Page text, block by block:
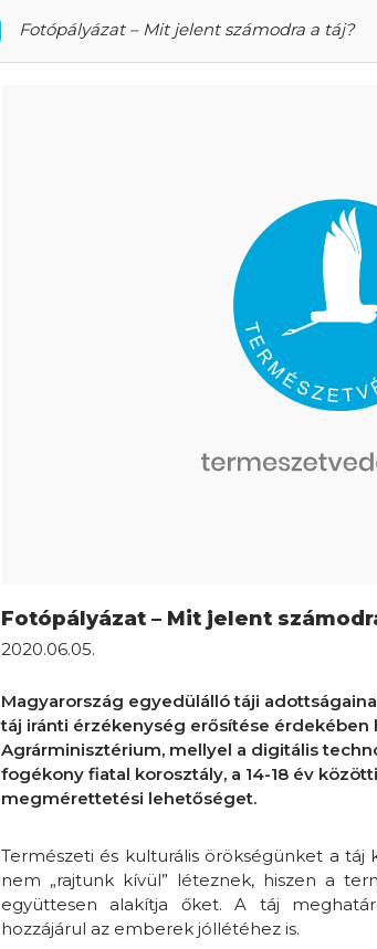
Fotópályázat – Mit jelent számodra a táj?
Fotópályázat – Mit jelent
2020.06.05.
Magyarország egyedülálló táji
táj iránti érzékenység erősítése
Agrárminisztérium, mellyel a digitális
fogékony fiatal korosztály, a 14-18 év
megmérettetési lehetőséget.
Természeti és kulturális örökségünket a táj
nem „rajtunk kívül” léteznek, hiszen a
együttesen alakítja őket. A táj
hozzájárul az emberek jóllétéhez is.